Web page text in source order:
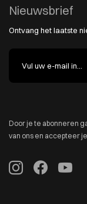
Nieuwsbrief
Ontvang het laatste
Door je te abonneren
van ons en accepteer